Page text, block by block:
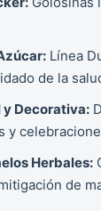
Línea
de la
y Decorativa:
y
Herbales:
de